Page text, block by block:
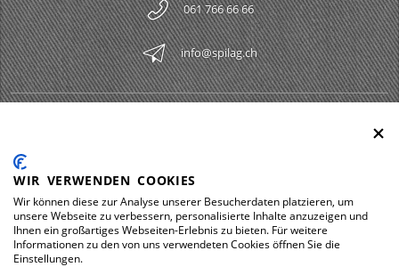
061 766 66 66
info@spilag.ch
LEGAL
DOWNLOADS
WIR VERWENDEN COOKIES
Wir können diese zur Analyse unserer Besucherdaten platzieren, um
unsere Webseite zu verbessern, personalisierte Inhalte anzuzeigen und
Ihnen ein großartiges Webseiten-Erlebnis zu bieten. Für weitere
Informationen zu den von uns verwendeten Cookies öffnen Sie die
Einstellungen.